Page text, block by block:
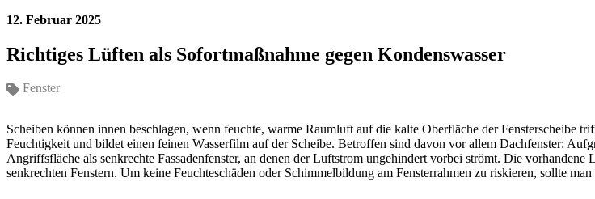
12. Februar 2025
Richtiges Lüften als Sofortmaßnahme gegen Kondenswasser
Fenster
Scheiben können innen beschlagen, wenn feuchte, warme Raumluft auf die kalte Oberfläche der Fensterscheibe
Feuchtigkeit und bildet einen feinen Wasserfilm auf der Scheibe. Betroffen sind davon vor allem Dachfenster:
Angriffsfläche als senkrechte Fassadenfenster, an denen der Luftstrom ungehindert vorbei strömt. Die
senkrechten Fenstern. Um keine Feuchteschäden oder Schimmelbildung am Fensterrahmen zu riskieren, sollte